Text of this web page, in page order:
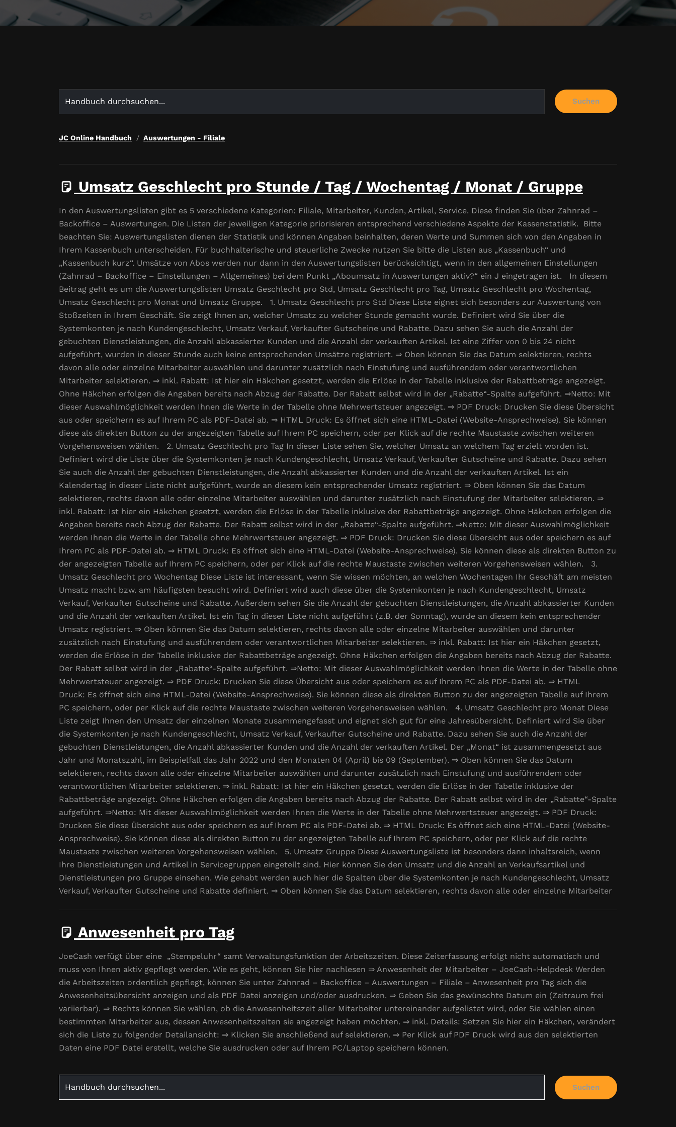
for:
Suchen
JC Online Handbuch Auswertungen - Filiale
Umsatz Geschlecht pro Stunde / Tag / Wochentag / Monat / Gruppe
In den Auswertungslisten gibt es 5 verschiedene Kategorien: Filiale, Mitarbeiter, Kunden, Artikel, Service. Diese finden Sie über Zahnrad –
Backoffice – Auswertungen. Die Listen der jeweiligen Kategorie priorisieren entsprechend verschiedene Aspekte der Kassenstatistik. Bitte
beachten Sie: Auswertungslisten dienen der Statistik und können Angaben beinhalten, deren Werte und Summen sich von den Angaben in
Ihrem Kassenbuch unterscheiden. Für buchhalterische und steuerliche Zwecke nutzen Sie bitte die Listen aus „Kassenbuch“ und
„Kassenbuch kurz“. Umsätze von Abos werden nur dann in den Auswertungslisten berücksichtigt, wenn in den allgemeinen Einstellungen
(Zahnrad – Backoffice – Einstellungen – Allgemeines) bei dem Punkt „Aboumsatz in Auswertungen aktiv?“ ein J eingetragen ist. In diesem
Beitrag geht es um die Auswertungslisten Umsatz Geschlecht pro Std, Umsatz Geschlecht pro Tag, Umsatz Geschlecht pro Wochentag,
Umsatz Geschlecht pro Monat und Umsatz Gruppe. 1. Umsatz Geschlecht pro Std Diese Liste eignet sich besonders zur Auswertung von
Stoßzeiten in Ihrem Geschäft. Sie zeigt Ihnen an, welcher Umsatz zu welcher Stunde gemacht wurde. Definiert wird Sie über die
Systemkonten je nach Kundengeschlecht, Umsatz Verkauf, Verkaufter Gutscheine und Rabatte. Dazu sehen Sie auch die Anzahl der
gebuchten Dienstleistungen, die Anzahl abkassierter Kunden und die Anzahl der verkauften Artikel. Ist eine Ziffer von 0 bis 24 nicht
aufgeführt, wurden in dieser Stunde auch keine entsprechenden Umsätze registriert. ⇒ Oben können Sie das Datum selektieren, rechts
davon alle oder einzelne Mitarbeiter auswählen und darunter zusätzlich nach Einstufung und ausführendem oder verantwortlichen
Mitarbeiter selektieren. ⇒ inkl. Rabatt: Ist hier ein Häkchen gesetzt, werden die Erlöse in der Tabelle inklusive der Rabattbeträge angezeigt.
Ohne Häkchen erfolgen die Angaben bereits nach Abzug der Rabatte. Der Rabatt selbst wird in der „Rabatte“-Spalte aufgeführt. ⇒Netto: Mit
dieser Auswahlmöglichkeit werden Ihnen die Werte in der Tabelle ohne Mehrwertsteuer angezeigt. ⇒ PDF Druck: Drucken Sie diese Übersicht
aus oder speichern es auf Ihrem PC als PDF-Datei ab. ⇒ HTML Druck: Es öffnet sich eine HTML-Datei (Website-Ansprechweise). Sie können
diese als direkten Button zu der angezeigten Tabelle auf Ihrem PC speichern, oder per Klick auf die rechte Maustaste zwischen weiteren
Vorgehensweisen wählen. 2. Umsatz Geschlecht pro Tag In dieser Liste sehen Sie, welcher Umsatz an welchem Tag erzielt worden ist.
Definiert wird die Liste über die Systemkonten je nach Kundengeschlecht, Umsatz Verkauf, Verkaufter Gutscheine und Rabatte. Dazu sehen
Sie auch die Anzahl der gebuchten Dienstleistungen, die Anzahl abkassierter Kunden und die Anzahl der verkauften Artikel. Ist ein
Kalendertag in dieser Liste nicht aufgeführt, wurde an diesem kein entsprechender Umsatz registriert. ⇒ Oben können Sie das Datum
selektieren, rechts davon alle oder einzelne Mitarbeiter auswählen und darunter zusätzlich nach Einstufung der Mitarbeiter selektieren. ⇒
inkl. Rabatt: Ist hier ein Häkchen gesetzt, werden die Erlöse in der Tabelle inklusive der Rabattbeträge angezeigt. Ohne Häkchen erfolgen die
Angaben bereits nach Abzug der Rabatte. Der Rabatt selbst wird in der „Rabatte“-Spalte aufgeführt. ⇒Netto: Mit dieser Auswahlmöglichkeit
werden Ihnen die Werte in der Tabelle ohne Mehrwertsteuer angezeigt. ⇒ PDF Druck: Drucken Sie diese Übersicht aus oder speichern es auf
Ihrem PC als PDF-Datei ab. ⇒ HTML Druck: Es öffnet sich eine HTML-Datei (Website-Ansprechweise). Sie können diese als direkten Button zu
der angezeigten Tabelle auf Ihrem PC speichern, oder per Klick auf die rechte Maustaste zwischen weiteren Vorgehensweisen wählen. 3.
Umsatz Geschlecht pro Wochentag Diese Liste ist interessant, wenn Sie wissen möchten, an welchen Wochentagen Ihr Geschäft am meisten
Umsatz macht bzw. am häufigsten besucht wird. Definiert wird auch diese über die Systemkonten je nach Kundengeschlecht, Umsatz
Verkauf, Verkaufter Gutscheine und Rabatte. Außerdem sehen Sie die Anzahl der gebuchten Dienstleistungen, die Anzahl abkassierter Kunden
und die Anzahl der verkauften Artikel. Ist ein Tag in dieser Liste nicht aufgeführt (z.B. der Sonntag), wurde an diesem kein entsprechender
Umsatz registriert. ⇒ Oben können Sie das Datum selektieren, rechts davon alle oder einzelne Mitarbeiter auswählen und darunter
zusätzlich nach Einstufung und ausführendem oder verantwortlichen Mitarbeiter selektieren. ⇒ inkl. Rabatt: Ist hier ein Häkchen gesetzt,
werden die Erlöse in der Tabelle inklusive der Rabattbeträge angezeigt. Ohne Häkchen erfolgen die Angaben bereits nach Abzug der Rabatte.
Der Rabatt selbst wird in der „Rabatte“-Spalte aufgeführt. ⇒Netto: Mit dieser Auswahlmöglichkeit werden Ihnen die Werte in der Tabelle ohne
Mehrwertsteuer angezeigt. ⇒ PDF Druck: Drucken Sie diese Übersicht aus oder speichern es auf Ihrem PC als PDF-Datei ab. ⇒ HTML
Druck: Es öffnet sich eine HTML-Datei (Website-Ansprechweise). Sie können diese als direkten Button zu der angezeigten Tabelle auf Ihrem
PC speichern, oder per Klick auf die rechte Maustaste zwischen weiteren Vorgehensweisen wählen. 4. Umsatz Geschlecht pro Monat Diese
Liste zeigt Ihnen den Umsatz der einzelnen Monate zusammengefasst und eignet sich gut für eine Jahresübersicht. Definiert wird Sie über
die Systemkonten je nach Kundengeschlecht, Umsatz Verkauf, Verkaufter Gutscheine und Rabatte. Dazu sehen Sie auch die Anzahl der
gebuchten Dienstleistungen, die Anzahl abkassierter Kunden und die Anzahl der verkauften Artikel. Der „Monat“ ist zusammengesetzt aus
Jahr und Monatszahl, im Beispielfall das Jahr 2022 und den Monaten 04 (April) bis 09 (September). ⇒ Oben können Sie das Datum
selektieren, rechts davon alle oder einzelne Mitarbeiter auswählen und darunter zusätzlich nach Einstufung und ausführendem oder
verantwortlichen Mitarbeiter selektieren. ⇒ inkl. Rabatt: Ist hier ein Häkchen gesetzt, werden die Erlöse in der Tabelle inklusive der
Rabattbeträge angezeigt. Ohne Häkchen erfolgen die Angaben bereits nach Abzug der Rabatte. Der Rabatt selbst wird in der „Rabatte“-Spalte
aufgeführt. ⇒Netto: Mit dieser Auswahlmöglichkeit werden Ihnen die Werte in der Tabelle ohne Mehrwertsteuer angezeigt. ⇒ PDF Druck:
Drucken Sie diese Übersicht aus oder speichern es auf Ihrem PC als PDF-Datei ab. ⇒ HTML Druck: Es öffnet sich eine HTML-Datei (Website-
Ansprechweise). Sie können diese als direkten Button zu der angezeigten Tabelle auf Ihrem PC speichern, oder per Klick auf die rechte
Maustaste zwischen weiteren Vorgehensweisen wählen. 5. Umsatz Gruppe Diese Auswertungsliste ist besonders dann inhaltsreich, wenn
Ihre Dienstleistungen und Artikel in Servicegruppen eingeteilt sind. Hier können Sie den Umsatz und die Anzahl an Verkaufsartikel und
Dienstleistungen pro Gruppe einsehen. Wie gehabt werden auch hier die Spalten über die Systemkonten je nach Kundengeschlecht, Umsatz
Verkauf, Verkaufter Gutscheine und Rabatte definiert. ⇒ Oben können Sie das Datum selektieren, rechts davon alle oder einzelne Mitarbeiter
Anwesenheit pro Tag
JoeCash verfügt über eine „Stempeluhr“ samt Verwaltungsfunktion der Arbeitszeiten. Diese Zeiterfassung erfolgt nicht automatisch und
muss von Ihnen aktiv gepflegt werden. Wie es geht, können Sie hier nachlesen ⇒ Anwesenheit der Mitarbeiter – JoeCash-Helpdesk Werden
die Arbeitszeiten ordentlich gepflegt, können Sie unter Zahnrad – Backoffice – Auswertungen – Filiale – Anwesenheit pro Tag sich die
Anwesenheitsübersicht anzeigen und als PDF Datei anzeigen und/oder ausdrucken. ⇒ Geben Sie das gewünschte Datum ein (Zeitraum frei
variierbar). ⇒ Rechts können Sie wählen, ob die Anwesenheitszeit aller Mitarbeiter untereinander aufgelistet wird, oder Sie wählen einen
bestimmten Mitarbeiter aus, dessen Anwesenheitszeiten sie angezeigt haben möchten. ⇒ inkl. Details: Setzen Sie hier ein Häkchen, verändert
sich die Liste zu folgender Detailansicht: ⇒ Klicken Sie anschließend auf selektieren. ⇒ Per Klick auf PDF Druck wird aus den selektierten
Daten eine PDF Datei erstellt, welche Sie ausdrucken oder auf Ihrem PC/Laptop speichern können.
for:
Suchen